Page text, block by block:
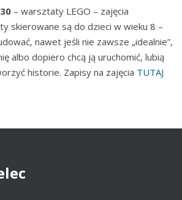
– warsztaty LEGO – zajęcia
skierowane są do dzieci w wieku 8 –
nawet jeśli nie zawsze „idealnie”,
albo dopiero chcą ją uruchomić, lubią
historie. Zapisy na zajęcia TUTAJ